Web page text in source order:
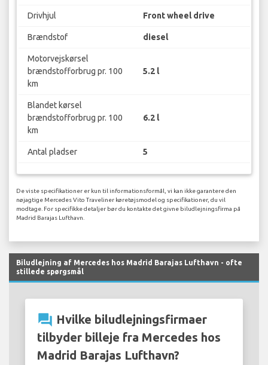
Drivhjul Front wheel drive
Brændstof diesel
Motorvejskørsel
brændstofforbrug pr. 100
km
5.2 l
Blandet kørsel
brændstofforbrug pr. 100
km
6.2 l
Antal pladser 5
De viste specifikationer er kun til informationsformål, vi kan ikke garantere den
nøjagtige Mercedes Vito Traveliner køretøjsmodel og specifikationer, du vil
modtage. For specifikke detaljer bør du kontakte det givne biludlejningsfirma på
Madrid Barajas Lufthavn.
Biludlejning af Mercedes hos Madrid Barajas Lufthavn - ofte
stillede spørgsmål
question_answer Hvilke biludlejningsfirmaer
tilbyder billeje fra Mercedes hos
Madrid Barajas Lufthavn?